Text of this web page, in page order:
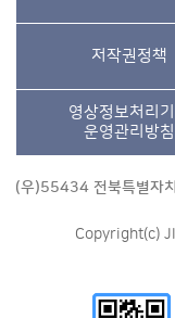
저작권정책
영상정보처리기
운영관리방침
(우)55434 전북특별자
Copyright(c)